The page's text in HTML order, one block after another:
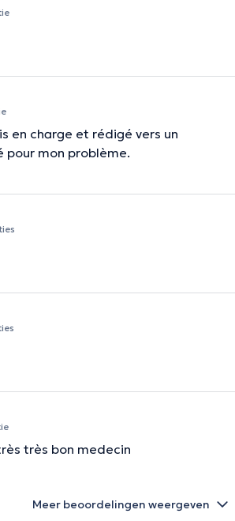
en charge et rédigé vers un
pour mon problème.
très bon medecin
Meer beoordelingen weergeven